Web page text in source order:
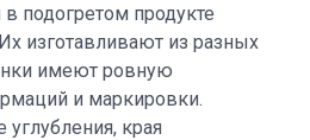
подогретом продукте
изготавливают из разных
имеют ровную
и маркировки.
края